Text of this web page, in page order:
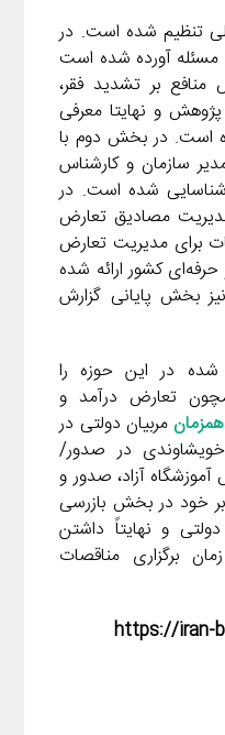
تنظیم شده است. در
آورده شده است
بر تشدید فقر،
و نهایتا معرفی
است. در بخش دوم با
سازمان و کارشناس
شده است. در
مصادیق تعارض
برای مدیریت تعارض
کشور ارائه شده
بخش پایانی گزارش
در این حوزه را
تعارض درآمد و
مربیان دولتی در
خویشاوندی در صدور/
آزاد، صدور و
خود در بخش بازرسی
دولتی و نهایتاً داشتن
برگزاری مناقصات